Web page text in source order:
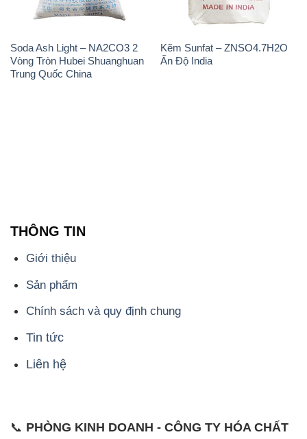
Soda Ash Light – NA2CO3 2
Vòng Tròn Hubei Shuanghuan
Trung Quốc China
Kẽm Sunfat – ZNSO4.7H2O
Ấn Độ India
THÔNG TIN
Giới thiệu
Sản phẩm
Chính sách và quy định chung
Tin tức
Liên hệ
📞 PHÒNG KINH DOANH - CÔNG TY HÓA CHẤT